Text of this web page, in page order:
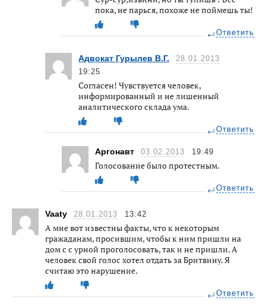
пока, не парься, похоже не поймешь ты!
Ответить
Адвокат Гурылев В.Г.
28.01.2013
19:25
Согласен! Чувствуется человек,
информированный и не лишенный
аналитического склада ума.
Ответить
Аргонавт 03.02.2013 19:49
Голосование было протестным.
Ответить
Vaaty 28.01.2013 13:42
А мне вот известны факты, что к некоторым
гражаданам, просившим, чтобы к ним пришли на
дом с с урной проголосовать, так и не пришли. А
человек свой голос хотел отдать за Бритвину. Я
считаю это нарушение.
Ответить